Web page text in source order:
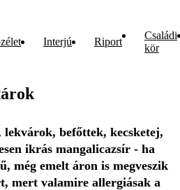
Interjú Riport
Családi
kör
lekvárok, befőttek, kecsketej,
ikrás mangalicazsír - ha
még emelt áron is megveszik
mert valamire allergiásak a